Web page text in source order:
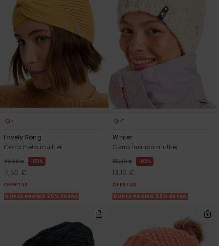
1
Lovely Song
Gorro Preto mulher
20,00 € 63%
7,50 €
OFERTAS
DUPLA PROMO 25% EXTRA
4
Winter
Gorro Branco mulher
35,00 € 63%
13,12 €
OFERTAS
DUPLA PROMO 25% EXTRA